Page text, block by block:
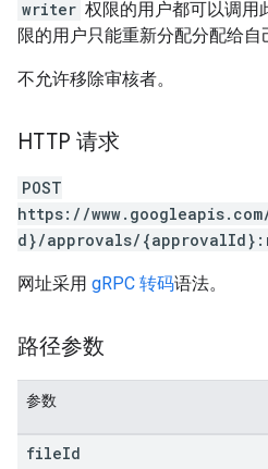
writer 权限的用户都可以调用
限的用户只能重新分配分配给自
不允许移除审核者。
HTTP 请求
POST
https://
d}/approvals/
网址采用 gRPC 转码语法。
路径参数
参数
fileId